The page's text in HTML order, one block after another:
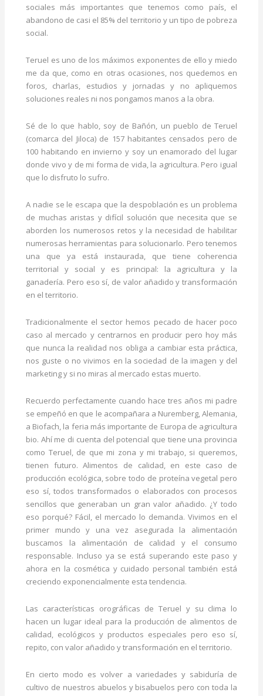
sociales más importantes que tenemos como país, el
abandono de casi el 85% del territorio y un tipo de pobreza
social.
Teruel es uno de los máximos exponentes de ello y miedo
me da que, como en otras ocasiones, nos quedemos en
foros, charlas, estudios y jornadas y no apliquemos
soluciones reales ni nos pongamos manos a la obra.
Sé de lo que hablo, soy de Bañón, un pueblo de Teruel
(comarca del Jiloca) de 157 habitantes censados pero de
100 habitando en invierno y soy un enamorado del lugar
donde vivo y de mi forma de vida, la agricultura. Pero igual
que lo disfruto lo sufro.
A nadie se le escapa que la despoblación es un problema
de muchas aristas y difícil solución que necesita que se
aborden los numerosos retos y la necesidad de habilitar
numerosas herramientas para solucionarlo. Pero tenemos
una que ya está instaurada, que tiene coherencia
territorial y social y es principal: la agricultura y la
ganadería. Pero eso sí, de valor añadido y transformación
en el territorio.
Tradicionalmente el sector hemos pecado de hacer poco
caso al mercado y centrarnos en producir pero hoy más
que nunca la realidad nos obliga a cambiar esta práctica,
nos guste o no vivimos en la sociedad de la imagen y del
marketing y si no miras al mercado estas muerto.
Recuerdo perfectamente cuando hace tres años mi padre
se empeñó en que le acompañara a Nuremberg, Alemania,
a Biofach, la feria más importante de Europa de agricultura
bio. Ahí me di cuenta del potencial que tiene una provincia
como Teruel, de que mi zona y mi trabajo, si queremos,
tienen futuro. Alimentos de calidad, en este caso de
producción ecológica, sobre todo de proteína vegetal pero
eso sí, todos transformados o elaborados con procesos
sencillos que generaban un gran valor añadido. ¿Y todo
eso porqué? Fácil, el mercado lo demanda. Vivimos en el
primer mundo y una vez asegurada la alimentación
buscamos la alimentación de calidad y el consumo
responsable. Incluso ya se está superando este paso y
ahora en la cosmética y cuidado personal también está
creciendo exponencialmente esta tendencia.
Las características orográficas de Teruel y su clima lo
hacen un lugar ideal para la producción de alimentos de
calidad, ecológicos y productos especiales pero eso sí,
repito, con valor añadido y transformación en el territorio.
En cierto modo es volver a variedades y sabiduría de
cultivo de nuestros abuelos y bisabuelos pero con toda la